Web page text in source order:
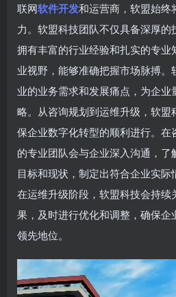
联网软件开发和运营商，软盟始终
力。软盟科技团队不仅具备深厚
拥有丰富的行业经验和扎实的专
业视野，能够准确把握市场脉搏
业的业务需求和发展痛点，为企业
略。从咨询规划到运维升级，软盟
保企业数字化转型的顺利进行。在
的专业团队会与企业深入沟通，
目标和现状，制定出符合企业实际
在运维升级阶段，软盟科技会持续
果，及时进行优化和调整，确保企
领先地位。
频